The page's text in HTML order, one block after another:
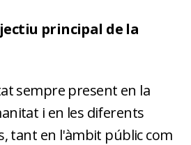
principal de la
sempre present en la
i en les diferents
tant en l'àmbit públic com